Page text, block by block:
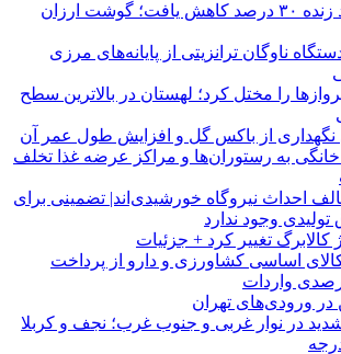
قیمت گوسفند زنده ۳۰ درصد کاهش یافت؛ گوشت ارزان
هزار دستگاه ناوگان ترانزیتی از پایانه‌های مرزی
را مختل کرد؛ لهستان در بالاترین سطح
نگهداری از باکس گل و افزایش طول عمر آن
خانگی به رستوران‌ها و مراکز عرضه غذا تخلف
احداث نیروگاه خورشیدی‌اند| تضمینی برای
تولیدی وجود ندارد
کالابرگ تغییر کرد + جزئیات
۱۹۹ کالای اساسی کشاورزی و دارو از پرداخت
در ورودی‌های تهران
در نوار غربی و جنوب غرب؛ نجف و کربلا